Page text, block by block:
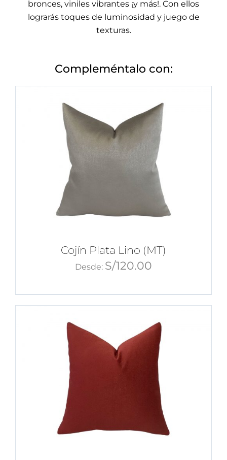
bronces, viniles vibrantes ¡y más!. Con ellos
lograrás toques de luminosidad y juego de
texturas.
Compleméntalo con:
Cojín Plata Lino (MT)
Desde: S/120.00